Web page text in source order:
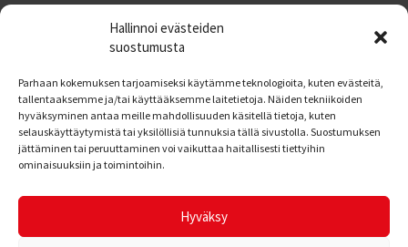
Hallinnoi evästeiden
suostumusta
Parhaan kokemuksen tarjoamiseksi käytämme teknologioita, kuten evästeitä,
tallentaaksemme ja/tai käyttääksemme laitetietoja. Näiden tekniikoiden
hyväksyminen antaa meille mahdollisuuden käsitellä tietoja, kuten
selauskäyttäytymistä tai yksilöllisiä tunnuksia tällä sivustolla. Suostumuksen
jättäminen tai peruuttaminen voi vaikuttaa haitallisesti tiettyihin
ominaisuuksiin ja toimintoihin.
Hyväksy
SUPERMOTO CENTER
Finland
Puh. 09 221 7088
info at supermotocenter.fi
Maanantai - Tiistai 09.00 - 17.00